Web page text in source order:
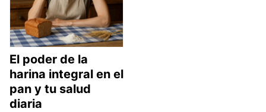
El poder de la
harina integral en el
pan y tu salud
diaria